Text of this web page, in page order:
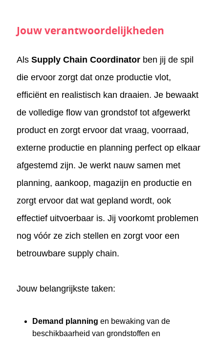
Jouw verantwoordelijkheden
Als Supply Chain Coordinator ben jij de spil
die ervoor zorgt dat onze productie vlot,
efficiënt en realistisch kan draaien. Je bewaakt
de volledige flow van grondstof tot afgewerkt
product en zorgt ervoor dat vraag, voorraad,
externe productie en planning perfect op elkaar
afgestemd zijn. Je werkt nauw samen met
planning, aankoop, magazijn en productie en
zorgt ervoor dat wat gepland wordt, ook
effectief uitvoerbaar is. Jij voorkomt problemen
nog vóór ze zich stellen en zorgt voor een
betrouwbare supply chain.
Jouw belangrijkste taken:
Demand planning en bewaking van de
beschikbaarheid van grondstoffen en